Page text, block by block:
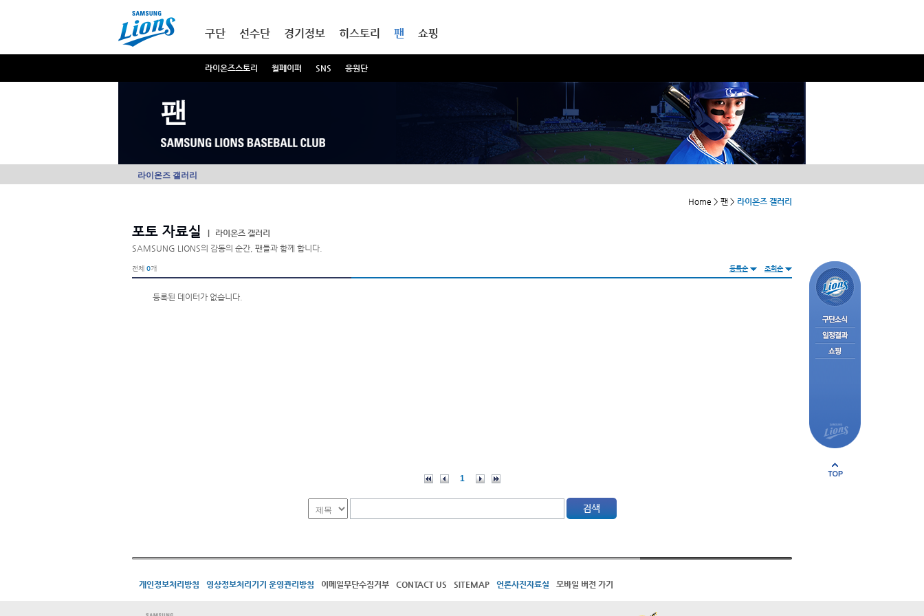
구단 선수단 경기정보 히스토리 팬
라이온즈스토리 월페이퍼 SNS 응원단
쇼핑
팬
라이온즈 갤러리
Home > 팬 > 라이온즈 갤러리
포토 자료실
라이온즈 갤러리
SAMSUNG LIONS의 감동의 순간, 팬들과 함께 합니다.
전체 0개 등록순 조회순
등록된 데이터가 없습니다.
1
개인정보처리방침 영상정보처리기기 운영관리방침 이메일무단수집거부 CONTACT US SITEMAP 언론사진자료실 모바일 버전 가기